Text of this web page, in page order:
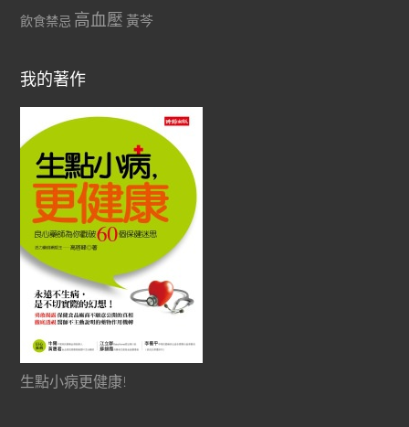
飲食禁忌 高血壓 黃芩
我的著作
生點小病更健康!